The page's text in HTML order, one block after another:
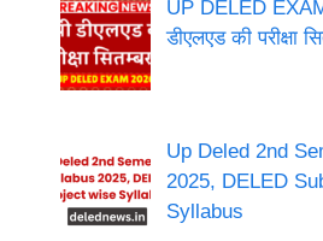
UP DELED
डीएलएड की परीक्षा
Up Deled 2nd
2025, DELED
Syllabus